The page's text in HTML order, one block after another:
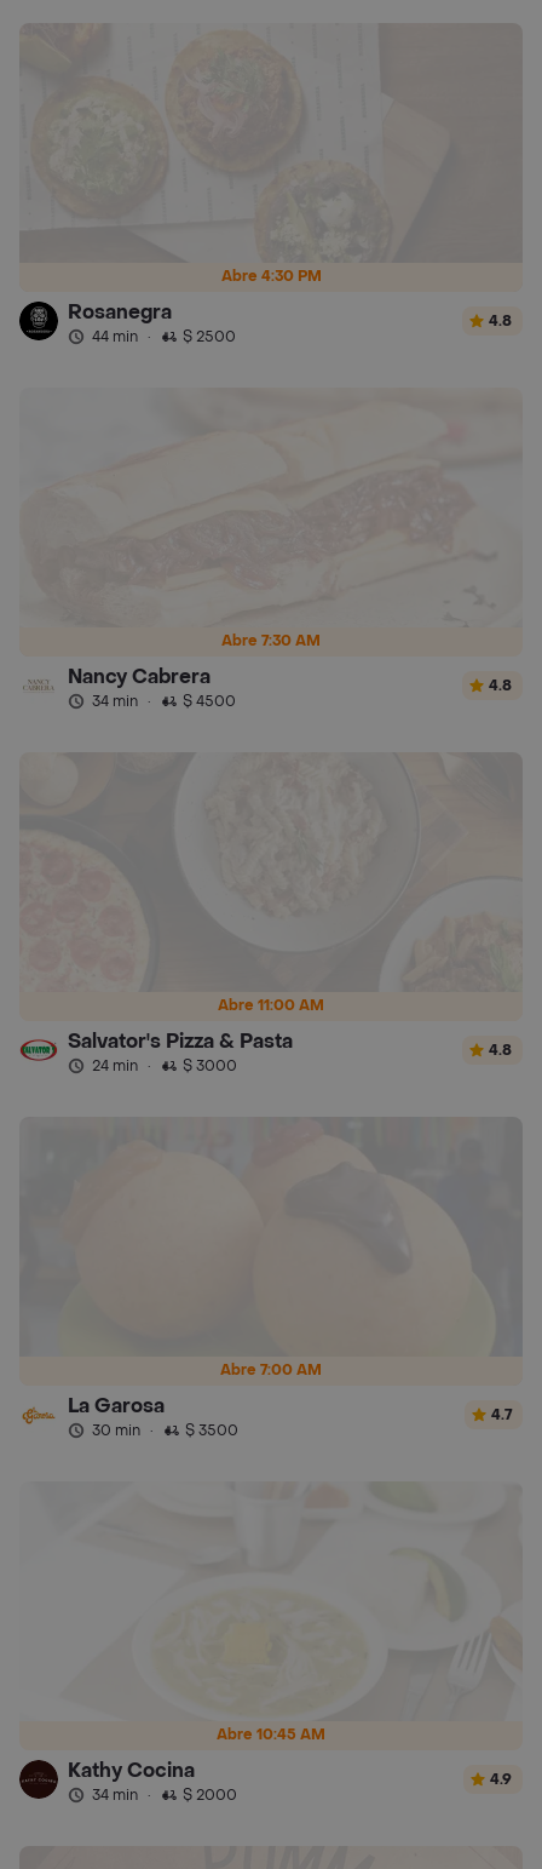
Abre 4:30 PM
Rosanegra
44 min · $ 2500
4.8
Abre 7:30 AM
Nancy Cabrera
34 min · $ 4500
4.8
Abre 11:00 AM
Salvator's Pizza & Pasta
24 min · $ 3000
4.8
Abre 7:00 AM
La Garosa
30 min · $ 3500
4.7
Abre 10:45 AM
Kathy Cocina
34 min · $ 2000
4.9